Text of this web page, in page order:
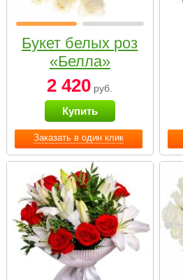
Заказать в один клик
Букет белых роз
«Белла»
2 420 руб.
Купить